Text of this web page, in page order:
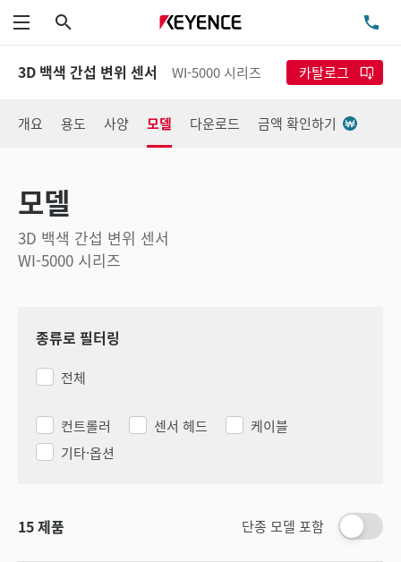
메뉴
3D 백색 간섭 변위 센서 WI-5000 시리즈 카탈로그
개요 용도 사양 모델 다운로드 금액 확인하기
모델
3D 백색 간섭 변위 센서
WI-5000 시리즈
종류로 필터링
전체
컨트롤러 센서 헤드
케이블
기타·옵션
단종 모델 포함
15제품